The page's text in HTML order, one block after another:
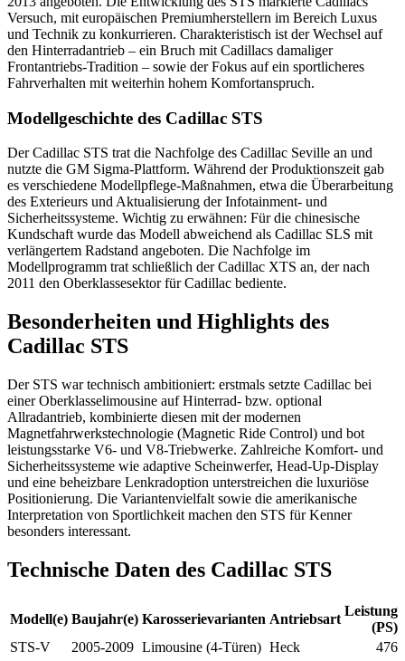
Versuch, mit europäischen Premiumherstellern im Bereich Luxus
und Technik zu konkurrieren. Charakteristisch ist der Wechsel auf
den Hinterradantrieb – ein Bruch mit Cadillacs damaliger
Frontantriebs-Tradition – sowie der Fokus auf ein sportlicheres
Fahrverhalten mit weiterhin hohem Komfortanspruch.
Modellgeschichte des Cadillac STS
Der Cadillac STS trat die Nachfolge des Cadillac Seville an und
nutzte die GM Sigma-Plattform. Während der Produktionszeit gab
es verschiedene Modellpflege-Maßnahmen, etwa die Überarbeitung
des Exterieurs und Aktualisierung der Infotainment- und
Sicherheitssysteme. Wichtig zu erwähnen: Für die chinesische
Kundschaft wurde das Modell abweichend als Cadillac SLS mit
verlängertem Radstand angeboten. Die Nachfolge im
Modellprogramm trat schließlich der Cadillac XTS an, der nach
2011 den Oberklassesektor für Cadillac bediente.
Besonderheiten und Highlights des
Cadillac STS
Der STS war technisch ambitioniert: erstmals setzte Cadillac bei
einer Oberklasselimousine auf Hinterrad- bzw. optional
Allradantrieb, kombinierte diesen mit der modernen
Magnetfahrwerkstechnologie (Magnetic Ride Control) und bot
leistungsstarke V6- und V8-Triebwerke. Zahlreiche Komfort- und
Sicherheitssysteme wie adaptive Scheinwerfer, Head-Up-Display
und eine beheizbare Lenkradoption unterstreichen die luxuriöse
Positionierung. Die Variantenvielfalt sowie die amerikanische
Interpretation von Sportlichkeit machen den STS für Kenner
besonders interessant.
Technische Daten des Cadillac STS
Modell(e) Baujahr(e) Karosserievarianten Antriebsart
Leistung
(PS)
STS-V 2005-2009 Limousine (4-Türen) Heck 476